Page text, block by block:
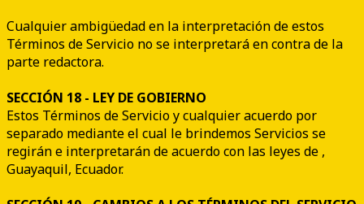
Cualquier ambigüedad en la interpretación de estos
Términos de Servicio no se interpretará en contra de la
parte redactora.
SECCIÓN 18 - LEY DE GOBIERNO
Estos Términos de Servicio y cualquier acuerdo por
separado mediante el cual le brindemos Servicios se
regirán e interpretarán de acuerdo con las leyes de ,
Guayaquil, Ecuador.